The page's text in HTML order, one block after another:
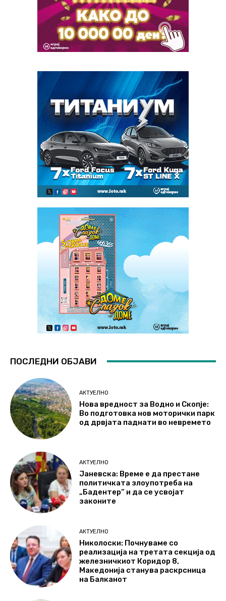
ПОСЛЕДНИ ОБЈАВИ
АКТУЕЛНО
Нова вредност за Водно и Скопје:
Во подготовка нов моторички парк
од дрвјата паднати во невремето
АКТУЕЛНО
Јаневска: Време е да престане
политичката злоупотреба на
„Бадентер“ и да се усвојат
законите
АКТУЕЛНО
Николоски: Почнуваме со
реализација на третата секција од
железничкиот Коридор 8,
Македонија станува раскрсница
на Балканот